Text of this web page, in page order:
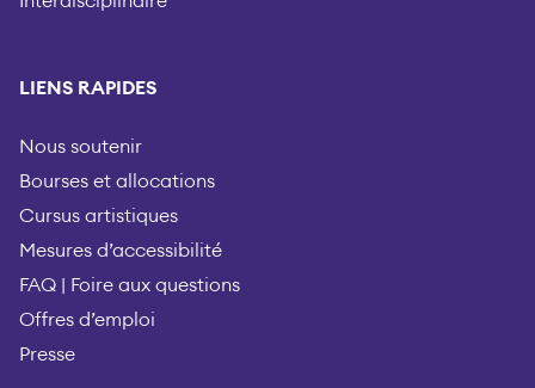
LIENS RAPIDES
Nous soutenir
Bourses et allocations
Cursus artistiques
Mesures d’accessibilité
FAQ | Foire aux questions
Offres d’emploi
Presse